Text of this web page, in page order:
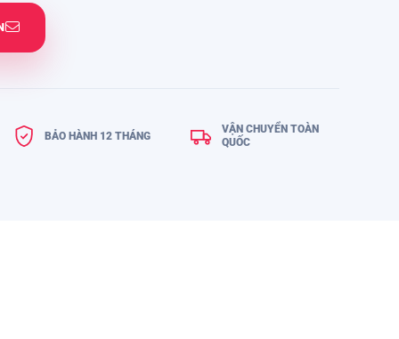
BẢO HÀNH 12 THÁNG
VẬN CHUYỂN TOÀN
QUỐC